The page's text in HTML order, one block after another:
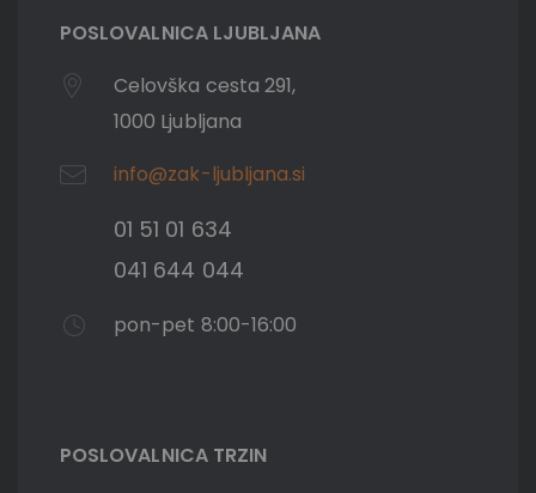
POSLOVALNICA LJUBLJANA
Celovška cesta 291,
1000 Ljubljana
info@zak-ljubljana.si
01 51 01 634
041 644 044
pon-pet 8:00-16:00
POSLOVALNICA TRZIN